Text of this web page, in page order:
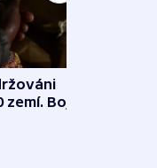
Bojovali